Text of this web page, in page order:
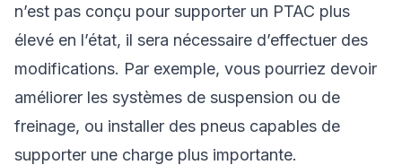
n’est pas conçu pour supporter un PTAC plus
élevé en l’état, il sera nécessaire d’effectuer des
modifications. Par exemple, vous pourriez devoir
améliorer les systèmes de suspension ou de
freinage, ou installer des pneus capables de
supporter une charge plus importante.